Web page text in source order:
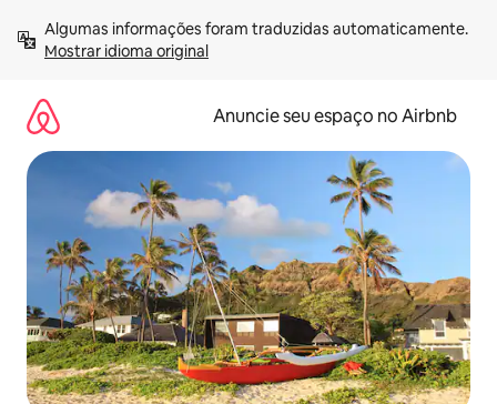
para
Mostrar idioma original
Anuncie seu espaço no Airbnb